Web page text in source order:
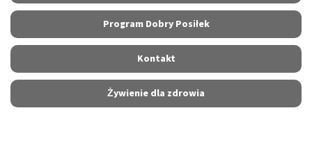
Program Dobry Posiłek
Kontakt
Żywienie dla zdrowia